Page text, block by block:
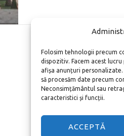
Folosim tehnologii precum
dispozitiv. Facem acest
afișa anunțuri
să procesăm date precum
Neconsimțământul sau
caracteristici și funcții.
ACCEPTĂ